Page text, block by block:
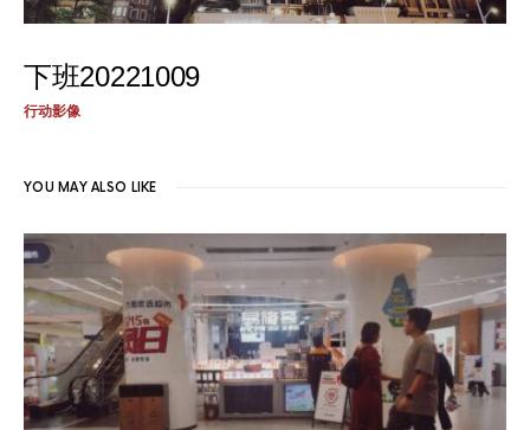
下班20221009
行动影像
YOU MAY ALSO LIKE